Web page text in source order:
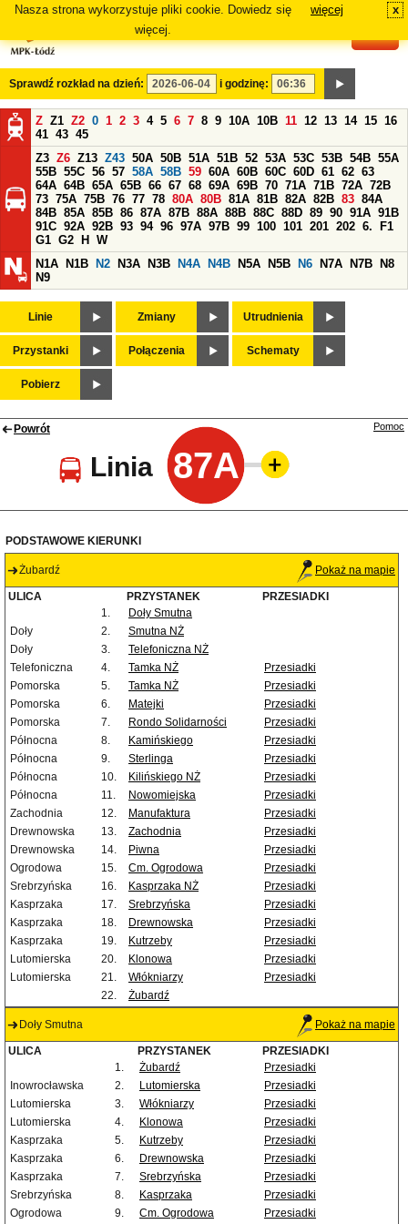
Nasza strona wykorzystuje pliki cookie. Dowiedz się
więcej.
więcej x
Sprawdź rozkład na dzień: i godzinę:
Z Z1 Z2 0 1 2 3 4 5 6 7 8 9 10A 10B 11 12 13 14 15 16
41 43 45
Z3 Z6 Z13 Z43 50A 50B 51A 51B 52 53A 53C 53B 54B 55A
55B 55C 56 57 58A 58B 59 60A 60B 60C 60D 61 62 63
64A 64B 65A 65B 66 67 68 69A 69B 70 71A 71B 72A 72B
73 75A 75B 76 77 78 80A 80B 81A 81B 82A 82B 83 84A
84B 85A 85B 86 87A 87B 88A 88B 88C 88D 89 90 91A 91B
91C 92A 92B 93 94 96 97A 97B 99 100 101 201 202 6.
F1
G1 G2 H
W
N1A
N1B N2 N3A N3B N4A N4B N5A N5B N6 N7A N7B
N8
N9
Linie Zmiany Utrudnienia
Przystanki Połączenia Schematy
Pobierz
Powrót
Linia 87A
Pomoc
PODSTAWOWE KIERUNKI
Żubardź Pokaż na mapie
ULICA PRZYSTANEK
PRZESIADKI
1.
Doły Smutna
Doły
2.
Smutna NŻ
Doły
3.
Telefoniczna NŻ
Telefoniczna
4. Tamka NŻ
Przesiadki
Pomorska
5. Tamka NŻ
Przesiadki
Pomorska
6. Matejki
Przesiadki
Pomorska
7. Rondo Solidarności
Przesiadki
Północna
8. Kamińskiego
Przesiadki
Północna
9. Sterlinga
Przesiadki
Północna
10. Kilińskiego NŻ
Przesiadki
Północna
11. Nowomiejska
Przesiadki
Zachodnia
12. Manufaktura
Przesiadki
Drewnowska
13. Zachodnia
Przesiadki
Drewnowska
14. Piwna
Przesiadki
Ogrodowa
15. Cm. Ogrodowa
Przesiadki
Srebrzyńska
16. Kasprzaka NŻ
Przesiadki
Kasprzaka
17. Srebrzyńska
Przesiadki
Kasprzaka
18. Drewnowska
Przesiadki
Kasprzaka
19. Kutrzeby
Przesiadki
Lutomierska
20. Klonowa
Przesiadki
Lutomierska
21. Włókniarzy
Przesiadki
22.
Żubardź
Doły Smutna Pokaż na mapie
ULICA PRZYSTANEK
PRZESIADKI
1.
Żubardź
Przesiadki
Inowrocławska
2. Lutomierska
Przesiadki
Lutomierska
3. Włókniarzy
Przesiadki
Lutomierska
4. Klonowa
Przesiadki
Kasprzaka
5. Kutrzeby
Przesiadki
Kasprzaka
6. Drewnowska
Przesiadki
Kasprzaka
7. Srebrzyńska
Przesiadki
Srebrzyńska
8. Kasprzaka
Przesiadki
Ogrodowa
9. Cm. Ogrodowa Przesiadki